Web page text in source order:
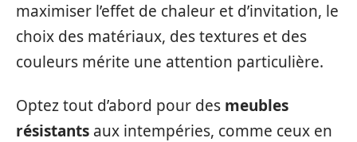
maximiser l’effet de chaleur et d’invitation, le
choix des matériaux, des textures et des
couleurs mérite une attention particulière.
Optez tout d’abord pour des meubles
résistants aux intempéries, comme ceux en